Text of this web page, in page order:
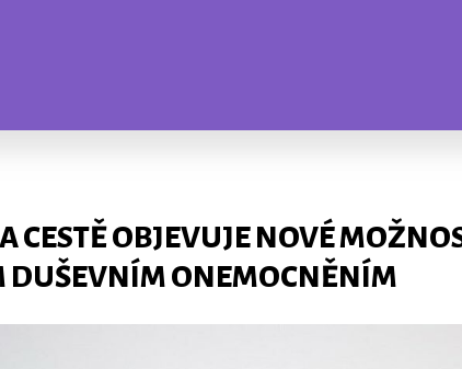
CESTĚ OBJEVUJE NOVÉ
DUŠEVNÍM ONEMOCNĚNÍM